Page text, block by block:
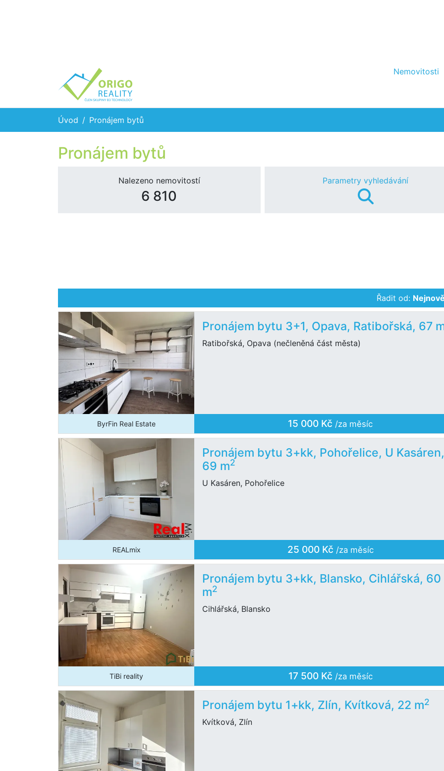
Nemovitosti
Úvod Pronájem bytů
Pronájem bytů
Nalezeno nemovitostí
6 810
Parametry vyhledávání
Řadit od:
Pronájem bytu 3+1, Opava, Ratibořská, 67
Ratibořská, Opava (nečleněná část města)
ByrFin Real Estate 15 000 Kč /za měsíc
Pronájem bytu 3+kk, Pohořelice, U
69 m2
U Kasáren, Pohořelice
REALmix 25 000 Kč /za měsíc
Pronájem bytu 3+kk, Blansko, Cihlářská, 60
m2
Cihlářská, Blansko
TiBi reality 17 500 Kč /za měsíc
Pronájem bytu 1+kk, Zlín, Kvítková, 22 m2
Kvítková, Zlín